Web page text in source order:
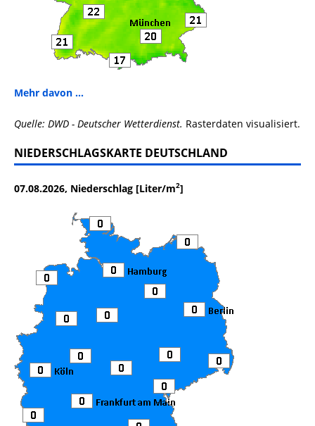
Mehr davon ...
Quelle: DWD - Deutscher Wetterdienst. Rasterdaten visualisiert.
NIEDERSCHLAGSKARTE DEUTSCHLAND
07.08.2026, Niederschlag [Liter/m2]